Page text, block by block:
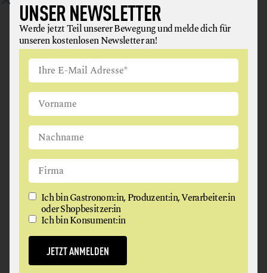
BIOHOF TRUMMER
EIER + EIPRODUKTE FEINKOSTERZEUGNISSE
GEMÜSE
OBST
8321 Takern II
UNSER NEWSLETTER
Werde jetzt Teil unserer Bewegung und melde dich für
unseren kostenlosen Newsletter an!
Ich bin Gastronom:in, Produzent:in, Verarbeiter:in
oder Shopbesitzer:in
Ich bin Konsument:in
JETZT ANMELDEN